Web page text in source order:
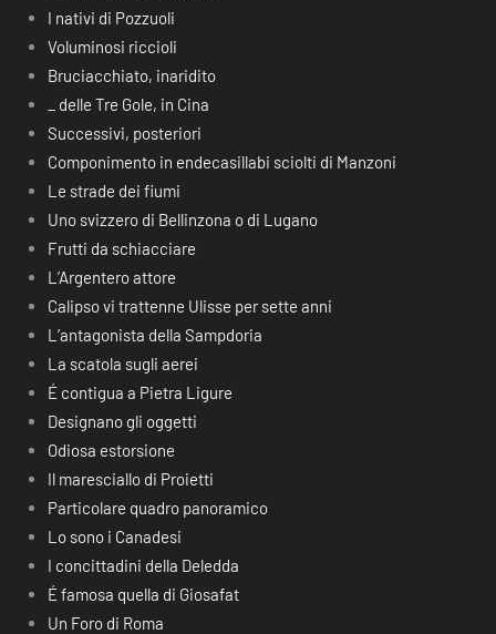
I nativi di Pozzuoli
Voluminosi riccioli
Bruciacchiato, inaridito
_ delle Tre Gole, in Cina
Successivi, posteriori
Componimento in endecasillabi sciolti di Manzoni
Le strade dei fiumi
Uno svizzero di Bellinzona o di Lugano
Frutti da schiacciare
L’Argentero attore
Calipso vi trattenne Ulisse per sette anni
L’antagonista della Sampdoria
La scatola sugli aerei
É contigua a Pietra Ligure
Designano gli oggetti
Odiosa estorsione
Il maresciallo di Proietti
Particolare quadro panoramico
Lo sono i Canadesi
I concittadini della Deledda
É famosa quella di Giosafat
Un Foro di Roma